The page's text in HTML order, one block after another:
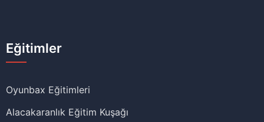
Eğitimler
Oyunbax Eğitimleri
Alacakaranlık Eğitim Kuşağı